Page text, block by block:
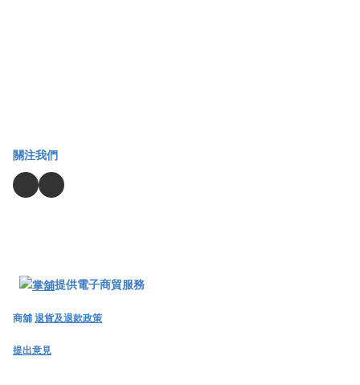
關注我們
提供電子商貿服務
商舖退貨及退款政策
提出意見